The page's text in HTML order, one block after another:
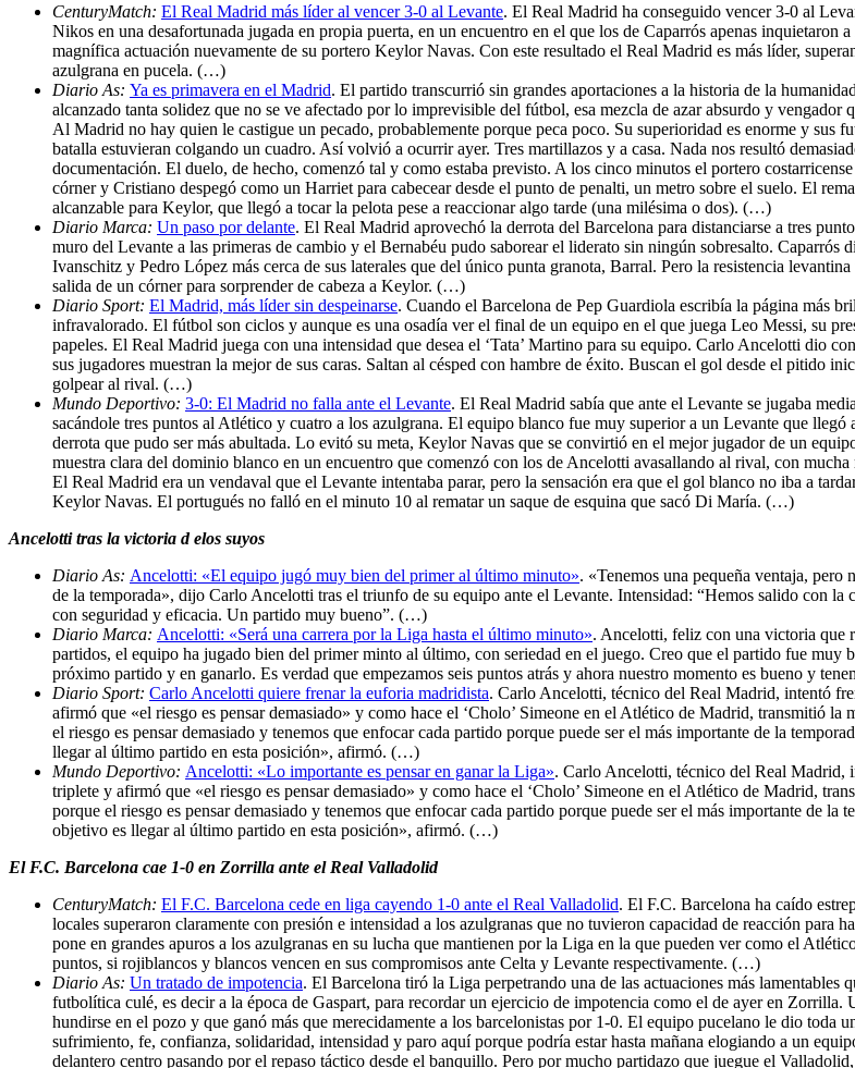
CenturyMatch: El Real Madrid más líder al vencer 3-0 al Levante. El Real Madrid ha conseguido vencer 3-0 al
Nikos en una desafortunada jugada en propia puerta, en un encuentro en el que los de Caparrós apenas
magnífica actuación nuevamente de su portero Keylor Navas. Con este resultado el Real Madrid es más líder,
azulgrana en pucela. (…)
Diario As: Ya es primavera en el Madrid. El partido transcurrió sin grandes aportaciones a la historia de la
alcanzado tanta solidez que no se ve afectado por lo imprevisible del fútbol, esa mezcla de azar absurdo y vengador
Al Madrid no hay quien le castigue un pecado, probablemente porque peca poco. Su superioridad es enorme y sus
batalla estuvieran colgando un cuadro. Así volvió a ocurrir ayer. Tres martillazos y a casa. Nada nos resultó
documentación. El duelo, de hecho, comenzó tal y como estaba previsto. A los cinco minutos el portero
córner y Cristiano despegó como un Harriet para cabecear desde el punto de penalti, un metro sobre el suelo. El
alcanzable para Keylor, que llegó a tocar la pelota pese a reaccionar algo tarde (una milésima o dos). (…)
Diario Marca: Un paso por delante. El Real Madrid aprovechó la derrota del Barcelona para distanciarse a tres
muro del Levante a las primeras de cambio y el Bernabéu pudo saborear el liderato sin ningún sobresalto. Caparrós
Ivanschitz y Pedro López más cerca de sus laterales que del único punta granota, Barral. Pero la resistencia
salida de un córner para sorprender de cabeza a Keylor. (…)
Diario Sport: El Madrid, más líder sin despeinarse. Cuando el Barcelona de Pep Guardiola escribía la página más
infravalorado. El fútbol son ciclos y aunque es una osadía ver el final de un equipo en el que juega Leo Messi, su
papeles. El Real Madrid juega con una intensidad que desea el ‘Tata’ Martino para su equipo. Carlo Ancelotti dio
sus jugadores muestran la mejor de sus caras. Saltan al césped con hambre de éxito. Buscan el gol desde el pitido
golpear al rival. (…)
Mundo Deportivo: 3-0: El Madrid no falla ante el Levante. El Real Madrid sabía que ante el Levante se jugaba
sacándole tres puntos al Atlético y cuatro a los azulgrana. El equipo blanco fue muy superior a un Levante que
derrota que pudo ser más abultada. Lo evitó su meta, Keylor Navas que se convirtió en el mejor jugador de un
muestra clara del dominio blanco en un encuentro que comenzó con los de Ancelotti avasallando al rival, con
El Real Madrid era un vendaval que el Levante intentaba parar, pero la sensación era que el gol blanco no iba a
Keylor Navas. El portugués no falló en el minuto 10 al rematar un saque de esquina que sacó Di María. (…)
Ancelotti tras la victoria d elos suyos
Diario As: Ancelotti: «El equipo jugó muy bien del primer al último minuto». «Tenemos una pequeña ventaja, pero
de la temporada», dijo Carlo Ancelotti tras el triunfo de su equipo ante el Levante. Intensidad: “Hemos salido con
con seguridad y eficacia. Un partido muy bueno”. (…)
Diario Marca: Ancelotti: «Será una carrera por la Liga hasta el último minuto». Ancelotti, feliz con una victoria que
partidos, el equipo ha jugado bien del primer minto al último, con seriedad en el juego. Creo que el partido fue muy
próximo partido y en ganarlo. Es verdad que empezamos seis puntos atrás y ahora nuestro momento es bueno y
Diario Sport: Carlo Ancelotti quiere frenar la euforia madridista. Carlo Ancelotti, técnico del Real Madrid, intentó
afirmó que «el riesgo es pensar demasiado» y como hace el ‘Cholo’ Simeone en el Atlético de Madrid, transmitió
el riesgo es pensar demasiado y tenemos que enfocar cada partido porque puede ser el más importante de la
llegar al último partido en esta posición», afirmó. (…)
Mundo Deportivo: Ancelotti: «Lo importante es pensar en ganar la Liga». Carlo Ancelotti, técnico del Real Madrid,
triplete y afirmó que «el riesgo es pensar demasiado» y como hace el ‘Cholo’ Simeone en el Atlético de Madrid,
porque el riesgo es pensar demasiado y tenemos que enfocar cada partido porque puede ser el más importante de
objetivo es llegar al último partido en esta posición», afirmó. (…)
El F.C. Barcelona cae 1-0 en Zorrilla ante el Real Valladolid
CenturyMatch: El F.C. Barcelona cede en liga cayendo 1-0 ante el Real Valladolid. El F.C. Barcelona ha caído
locales superaron claramente con presión e intensidad a los azulgranas que no tuvieron capacidad de reacción para
pone en grandes apuros a los azulgranas en su lucha que mantienen por la Liga en la que pueden ver como el
puntos, si rojiblancos y blancos vencen en sus compromisos ante Celta y Levante respectivamente. (…)
Diario As: Un tratado de impotencia. El Barcelona tiró la Liga perpetrando una de las actuaciones más
futbolítica culé, es decir a la época de Gaspart, para recordar un ejercicio de impotencia como el de ayer en
hundirse en el pozo y que ganó más que merecidamente a los barcelonistas por 1-0. El equipo pucelano le dio
sufrimiento, fe, confianza, solidaridad, intensidad y paro aquí porque podría estar hasta mañana elogiando a un
delantero centro pasando por el repaso táctico desde el banquillo. Pero por mucho partidazo que juegue el